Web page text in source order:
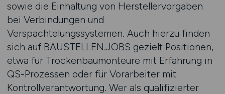
sowie die Einhaltung von Herstellervorgaben
bei Verbindungen und
Verspachtelungssystemen. Auch hierzu finden
sich auf BAUSTELLEN.JOBS gezielt Positionen,
etwa für Trockenbaumonteure mit Erfahrung in
QS-Prozessen oder für Vorarbeiter mit
Kontrollverantwortung. Wer als qualifizierter